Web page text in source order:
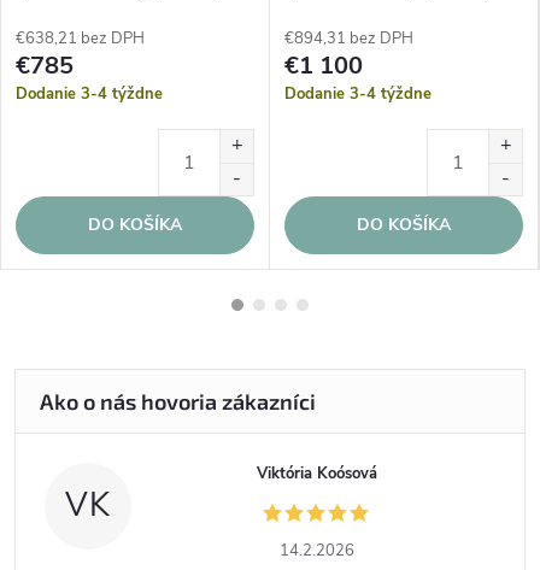
€638,21 bez DPH
€785
Dodanie 3-4 týždne
DO KOŠÍKA
€894,31 bez DPH
€1 100
Dodanie 3-4 týždne
DO KOŠÍKA
VK
Viktória Koósová
14.2.2026